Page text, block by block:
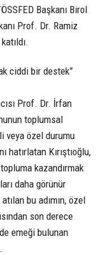
Başkanı Birol
Prof. Dr. Ramiz
ciddi bir destek”
Prof. Dr. İrfan
toplumsal
veya özel durumu
hatırlatan Kırıştıoğlu,
kazandırmak
daha görünür
bu adımın, özel
son derece
emeği bulunan